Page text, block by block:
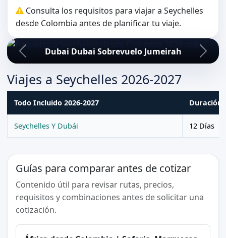
Consulta los requisitos para viajar a Seychelles
desde Colombia antes de planificar tu viaje.
Dubai Dubai Sobrevuelo Jumeirah
Viajes a Seychelles 2026-2027
Todo Incluido 2026-2027 Duración
Seychelles Y Dubái 12 Días
Guías para comparar antes de cotizar
Contenido útil para revisar rutas, precios,
requisitos y combinaciones antes de solicitar una
cotización.